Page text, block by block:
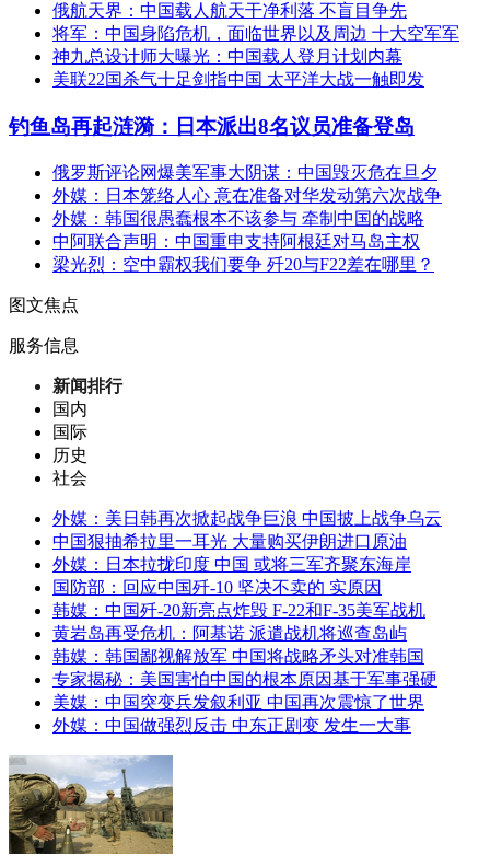
俄航天界：中国载人航天干净利落 不盲目争先
将军：中国身陷危机，面临世界以及周边 十大空军军
神九总设计师大曝光：中国载人登月计划内幕
美联22国杀气十足剑指中国 太平洋大战一触即发
钓鱼岛再起涟漪：日本派出8名议员准备登岛
俄罗斯评论网爆美军事大阴谋：中国毁灭危在旦夕
外媒：日本笼络人心 意在准备对华发动第六次战争
外媒：韩国很愚蠢根本不该参与 牵制中国的战略
中阿联合声明：中国重申支持阿根廷对马岛主权
梁光烈：空中霸权我们要争 歼20与F22差在哪里？
图文焦点
服务信息
新闻排行
国内
国际
历史
社会
外媒：美日韩再次掀起战争巨浪 中国披上战争乌云
中国狠抽希拉里一耳光 大量购买伊朗进口原油
外媒：日本拉拢印度 中国 或将三军齐聚东海岸
国防部：回应中国歼-10 坚决不卖的 实原因
韩媒：中国歼-20新亮点炸毁 F-22和F-35美军战机
黄岩岛再受危机：阿基诺 派遣战机将巡查岛屿
韩媒：韩国鄙视解放军 中国将战略矛头对准韩国
专家揭秘：美国害怕中国的根本原因基于军事强硬
美媒：中国突变兵发叙利亚 中国再次震惊了世界
外媒：中国做强烈反击 中东正剧变 发生一大事